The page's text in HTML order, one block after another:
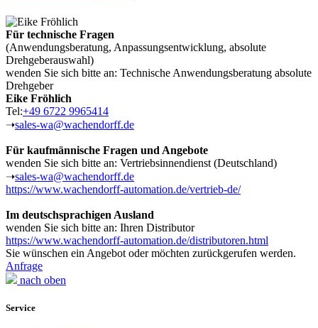
Für technische Fragen
(Anwendungsberatung, Anpassungsentwicklung, absolute
Drehgeberauswahl)
wenden Sie sich bitte an: Technische Anwendungsberatung absolute
Drehgeber
Eike Fröhlich
Tel:+49 6722 9965414
➝sales-wa@wachendorff.de
Für kaufmännische Fragen und Angebote
wenden Sie sich bitte an: Vertriebsinnendienst (Deutschland)
➝sales-wa@wachendorff.de
https://www.wachendorff-automation.de/vertrieb-de/
Im deutschsprachigen Ausland
wenden Sie sich bitte an: Ihren Distributor
https://www.wachendorff-automation.de/distributoren.html
Sie wünschen ein Angebot oder möchten zurückgerufen werden.
Anfrage
nach oben
Service